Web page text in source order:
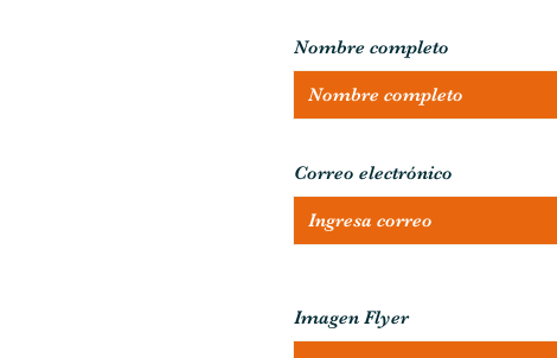
Nombre completo
Correo electrónico
Imagen Flyer